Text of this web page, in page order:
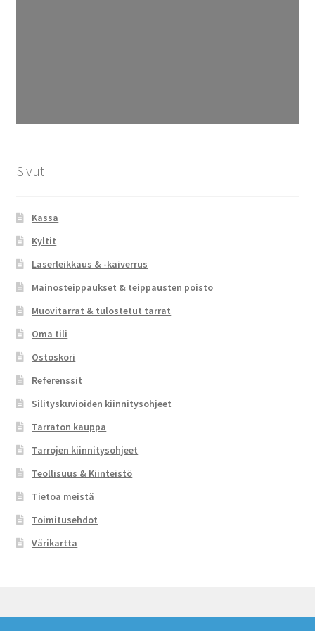
Sivut
Kassa
Kyltit
Laserleikkaus & -kaiverrus
Mainosteippaukset & teippausten poisto
Muovitarrat & tulostetut tarrat
Oma tili
Ostoskori
Referenssit
Silityskuvioiden kiinnitysohjeet
Tarraton kauppa
Tarrojen kiinnitysohjeet
Teollisuus & Kiinteistö
Tietoa meistä
Toimitusehdot
Värikartta